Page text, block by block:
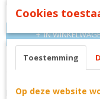
IN
Omschrijving
haan le poule bord
Cookies
Toestemming
Op deze website